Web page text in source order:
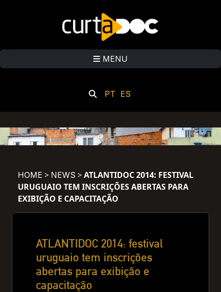
MENU
PT ES
HOME > NEWS >ATLANTIDOC 2014: FESTIVAL
URUGUAIO TEM INSCRIÇÕES ABERTAS PARA
EXIBIÇÃO E CAPACITAÇÃO
ATLANTIDOC 2014: festival
uruguaio tem inscrições
abertas para exibição e
capacitação